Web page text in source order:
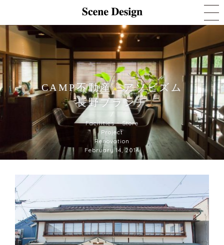
CAMP不動産 アソビズム
長野ブランチ
/
Facilities ･ Store
Project
Renovation
February 14, 2014